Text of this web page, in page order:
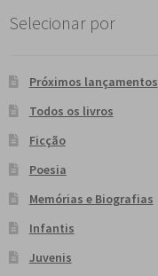
Selecionar por
Próximos lançamentos
Todos os livros
Ficção
Poesia
Memórias e Biografias
Infantis
Juvenis